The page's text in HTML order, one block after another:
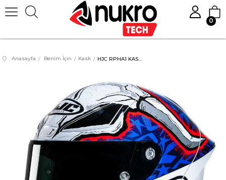
0
Anasayfa Benim İçin Kask